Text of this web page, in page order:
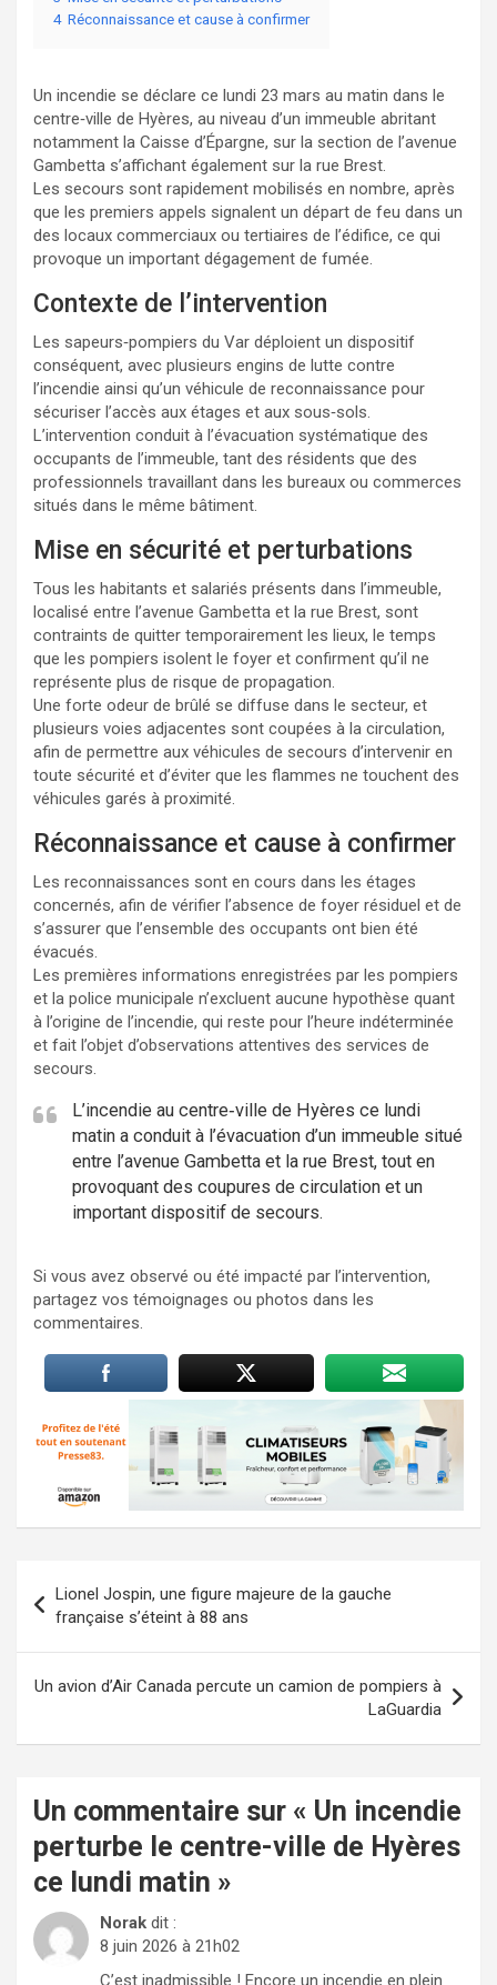
4 Réconnaissance et cause à confirmer
Un incendie se déclare ce lundi 23 mars au matin dans le
centre‑ville de Hyères, au niveau d’un immeuble abritant
notamment la Caisse d’Épargne, sur la section de l’avenue
Gambetta s’affichant également sur la rue Brest.
Les secours sont rapidement mobilisés en nombre, après
que les premiers appels signalent un départ de feu dans un
des locaux commerciaux ou tertiaires de l’édifice, ce qui
provoque un important dégagement de fumée.
Contexte de l’intervention
Les sapeurs‑pompiers du Var déploient un dispositif
conséquent, avec plusieurs engins de lutte contre
l’incendie ainsi qu’un véhicule de reconnaissance pour
sécuriser l’accès aux étages et aux sous‑sols.
L’intervention conduit à l’évacuation systématique des
occupants de l’immeuble, tant des résidents que des
professionnels travaillant dans les bureaux ou commerces
situés dans le même bâtiment.
Mise en sécurité et perturbations
Tous les habitants et salariés présents dans l’immeuble,
localisé entre l’avenue Gambetta et la rue Brest, sont
contraints de quitter temporairement les lieux, le temps
que les pompiers isolent le foyer et confirment qu’il ne
représente plus de risque de propagation.
Une forte odeur de brûlé se diffuse dans le secteur, et
plusieurs voies adjacentes sont coupées à la circulation,
afin de permettre aux véhicules de secours d’intervenir en
toute sécurité et d’éviter que les flammes ne touchent des
véhicules garés à proximité.
Réconnaissance et cause à confirmer
Les reconnaissances sont en cours dans les étages
concernés, afin de vérifier l’absence de foyer résiduel et de
s’assurer que l’ensemble des occupants ont bien été
évacués.
Les premières informations enregistrées par les pompiers
et la police municipale n’excluent aucune hypothèse quant
à l’origine de l’incendie, qui reste pour l’heure indéterminée
et fait l’objet d’observations attentives des services de
secours.
L’incendie au centre‑ville de Hyères ce lundi
matin a conduit à l’évacuation d’un immeuble situé
entre l’avenue Gambetta et la rue Brest, tout en
provoquant des coupures de circulation et un
important dispositif de secours.
Si vous avez observé ou été impacté par l’intervention,
partagez vos témoignages ou photos dans les
commentaires.
de
l’article
Lionel Jospin, une figure majeure de la gauche
française s’éteint à 88 ans
Un avion d’Air Canada percute un camion de pompiers à
LaGuardia
Un commentaire sur « Un incendie
perturbe le centre-ville de Hyères
ce lundi matin »
Norak dit :
8 juin 2026 à 21h02
C’est inadmissible ! Encore un incendie en plein